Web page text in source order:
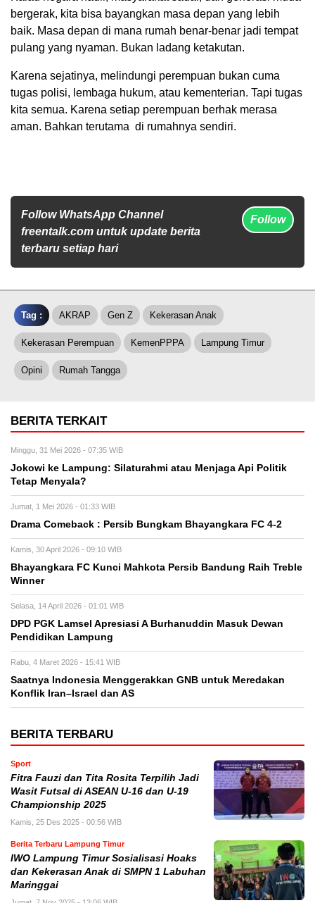
bergerak, kita bisa bayangkan masa depan yang lebih
baik. Masa depan di mana rumah benar-benar jadi tempat
pulang yang nyaman. Bukan ladang ketakutan.
Karena sejatinya, melindungi perempuan bukan cuma
tugas polisi, lembaga hukum, atau kementerian. Tapi tugas
kita semua. Karena setiap perempuan berhak merasa
aman. Bahkan terutama di rumahnya sendiri.
Follow WhatsApp Channel
freentalk.com untuk update berita
terbaru setiap hari
Follow
Tag : AKRAP Gen Z Kekerasan Anak
Kekerasan Perempuan KemenPPPA Lampung Timur
Opini Rumah Tangga
BERITA TERKAIT
Minggu, 31 Mei 2026 - 07:35 WIB
Jokowi ke Lampung: Silaturahmi atau Menjaga Api Politik
Tetap Menyala?
Jumat, 1 Mei 2026 - 01:33 WIB
Drama Comeback : Persib Bungkam Bhayangkara FC 4-2
Kamis, 30 April 2026 - 09:10 WIB
Bhayangkara FC Kunci Mahkota Persib Bandung Raih Treble
Winner
Selasa, 14 April 2026 - 01:01 WIB
DPD PGK Lamsel Apresiasi A Burhanuddin Masuk Dewan
Pendidikan Lampung
Rabu, 4 Maret 2026 - 15:41 WIB
Saatnya Indonesia Menggerakkan GNB untuk Meredakan
Konflik Iran–Israel dan AS
BERITA TERBARU
Sport
Fitra Fauzi dan Tita Rosita Terpilih Jadi
Wasit Futsal di ASEAN U-16 dan U-19
Championship 2025
Kamis, 25 Des 2025 - 00:56 WIB
Berita Terbaru Lampung Timur
IWO Lampung Timur Sosialisasi Hoaks
dan Kekerasan Anak di SMPN 1 Labuhan
Maringgai